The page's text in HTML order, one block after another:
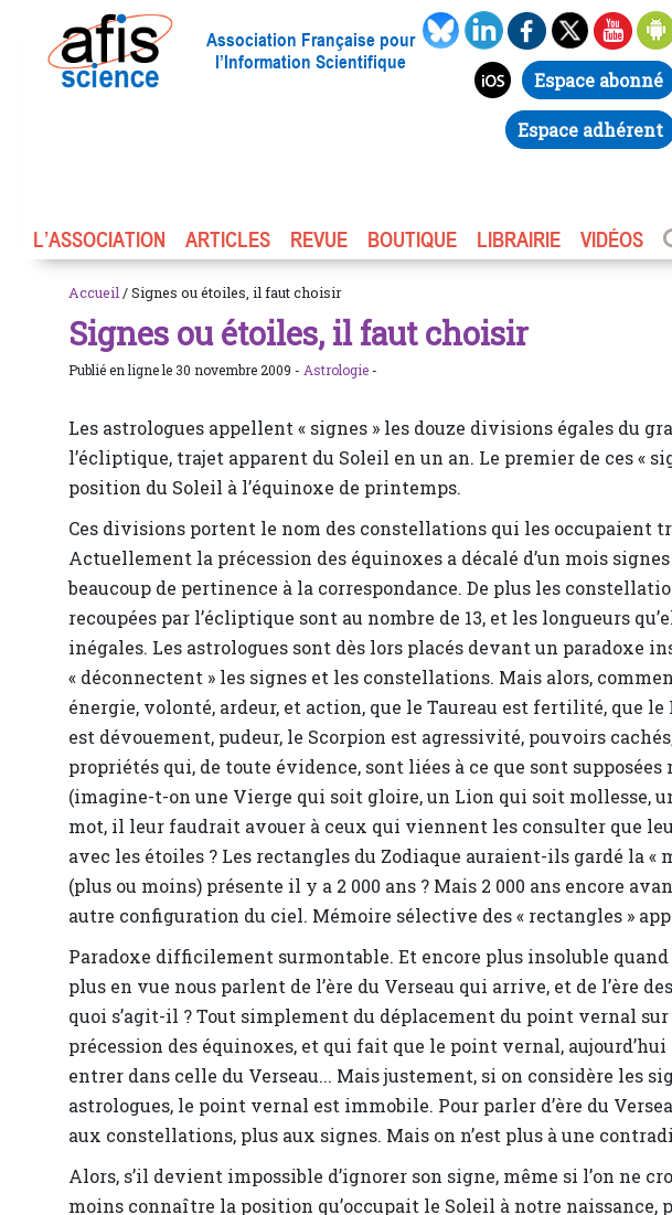
Association Française pour
l’Information Scientifique
Espace abonné
Espace adhérent
L’ASSOCIATION ARTICLES REVUE BOUTIQUE LIBRAIRIE VIDÉOS
Accueil / Signes ou étoiles, il faut choisir
Signes ou étoiles, il faut choisir
Publié en ligne le 30 novembre 2009 - Astrologie -
Les astrologues appellent « signes » les douze divisions égales du
l’écliptique, trajet apparent du Soleil en un an. Le premier de ces «
position du Soleil à l’équinoxe de printemps.
Ces divisions portent le nom des constellations qui les occupaient
Actuellement la précession des équinoxes a décalé d’un mois
beaucoup de pertinence à la correspondance. De plus les
recoupées par l’écliptique sont au nombre de 13, et les longueurs
inégales. Les astrologues sont dès lors placés devant un paradoxe
« déconnectent » les signes et les constellations. Mais alors,
énergie, volonté, ardeur, et action, que le Taureau est fertilité, que
est dévouement, pudeur, le Scorpion est agressivité, pouvoirs
propriétés qui, de toute évidence, sont liées à ce que sont
(imagine-t-on une Vierge qui soit gloire, un Lion qui soit mollesse,
mot, il leur faudrait avouer à ceux qui viennent les consulter que
avec les étoiles ? Les rectangles du Zodiaque auraient-ils gardé la
(plus ou moins) présente il y a 2 000 ans ? Mais 2 000 ans encore
autre configuration du ciel. Mémoire sélective des « rectangles »
Paradoxe difficilement surmontable. Et encore plus insoluble
plus en vue nous parlent de l’ère du Verseau qui arrive, et de l’ère
quoi s’agit-il ? Tout simplement du déplacement du point vernal
précession des équinoxes, et qui fait que le point vernal,
entrer dans celle du Verseau... Mais justement, si on considère les
astrologues, le point vernal est immobile. Pour parler d’ère du
aux constellations, plus aux signes. Mais on n’est plus à une
Alors, s’il devient impossible d’ignorer son signe, même si l’on ne
moins connaître la position qu’occupait le Soleil à notre naissance,